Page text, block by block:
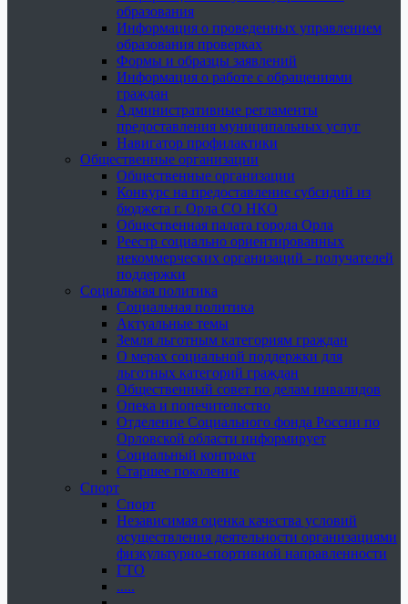
образования
Информация о проведенных управлением
образования проверках
Формы и образцы заявлений
Информация о работе с обращениями
граждан
Административные регламенты
предоставления муниципальных услуг
Навигатор профилактики
Общественные организации
Общественные организации
Конкурс на предоставление субсидий из
бюджета г. Орла СО НКО
Общественная палата города Орла
Реестр социально ориентированных
некоммерческих организаций - получателей
поддержки
Социальная политика
Социальная политика
Актуальные темы
Земля льготным категориям граждан
О мерах социальной поддержки для
льготных категорий граждан
Общественный совет по делам инвалидов
Опека и попечительство
Отделение Социального фонда России по
Орловской области информирует
Социальный контракт
Старшее поколение
Спорт
Спорт
Независимая оценка качества условий
осуществления деятельности организациями
физкультурно-спортивной направленности
ГТО
.....